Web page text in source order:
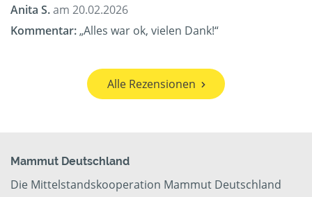
Anita S.am 20.02.2026
Kommentar:„Alles war ok, vielen Dank!“
Alle Rezensionen
Mammut Deutschland
Die Mittelstandskooperation Mammut Deutschland